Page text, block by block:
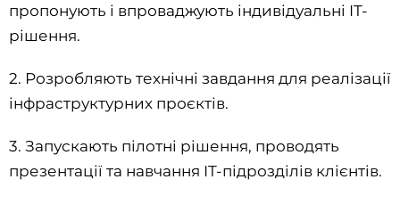
пропонують і впроваджують індивідуальні IT-
рішення.
2. Розробляють технічні завдання для реалізації
інфраструктурних проєктів.
3. Запускають пілотні рішення, проводять
презентації та навчання IT-підрозділів клієнтів.